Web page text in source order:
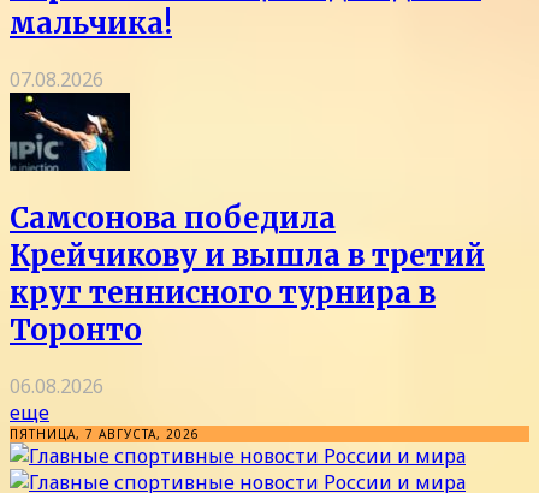
мальчика!
07.08.2026
Самсонова победила
Крейчикову и вышла в третий
круг теннисного турнира в
Торонто
06.08.2026
еще
ПЯТНИЦА, 7 АВГУСТА, 2026